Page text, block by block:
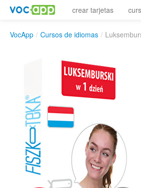
crear tarjetas
VocApp / Cursos de idiomas /